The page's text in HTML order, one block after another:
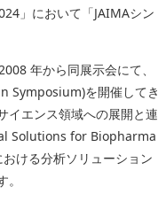
」において「JAIMAシン
年から同展示会にて、
Symposium)を開催してき
イエンス領域への展開と連
Solutions for Biopharma
ける分析ソリューション